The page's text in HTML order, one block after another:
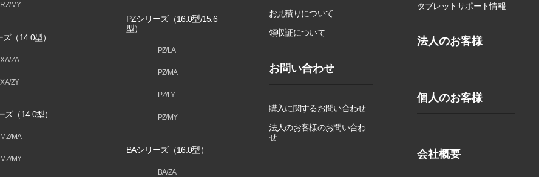
RZ/MY
（14.0型）
XA/ZA
XA/ZY
ズ（14.0型）
MZ/MA
MZ/MY
PZシリーズ（16.0型/15.6
型）
PZ/LA
PZ/MA
PZ/LY
PZ/MY
BAシリーズ（16.0型）
BA/ZA
お見積りについて
領収証について
お問い合わせ
購入に関するお問い合わせ
法人のお客様のお問い合わ
せ
タブレットサポート情報
法人のお客様
個人のお客様
会社概要